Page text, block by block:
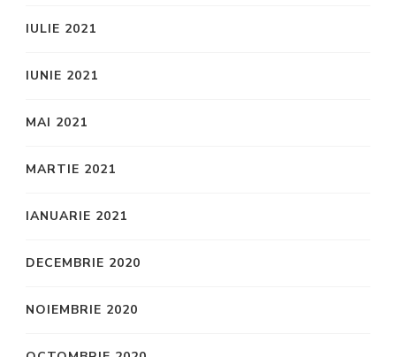
IULIE 2021
IUNIE 2021
MAI 2021
MARTIE 2021
IANUARIE 2021
DECEMBRIE 2020
NOIEMBRIE 2020